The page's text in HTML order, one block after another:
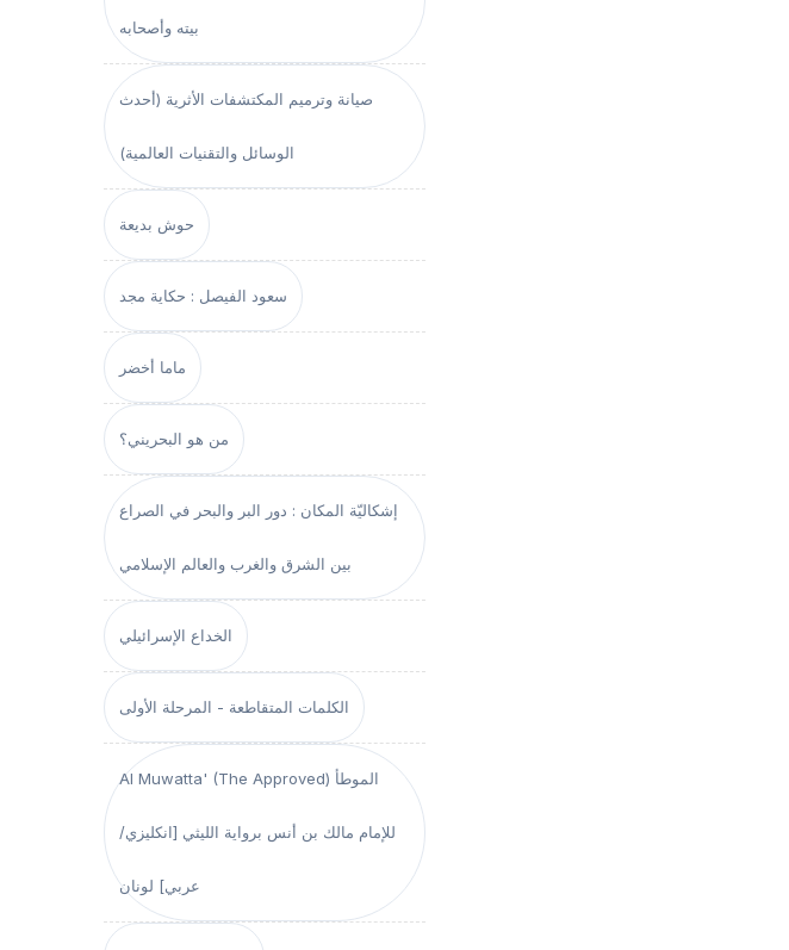
بيته وأصحابه
صيانة وترميم المكتشفات الأثرية (أحدث
الوسائل والتقنيات العالمية)
حوش بديعة
سعود الفيصل : حكاية مجد
ماما أخضر
من هو البحريني؟
إشكاليّة المكان : دور البر والبحر في الصراع
بين الشرق والغرب والعالم الإسلامي
الخداع الإسرائيلي
الكلمات المتقاطعة - المرحلة الأولى
Al Muwatta' (The Approved) الموطأ
للإمام مالك بن أنس برواية الليثي [انكليزي/
عربي] لونان